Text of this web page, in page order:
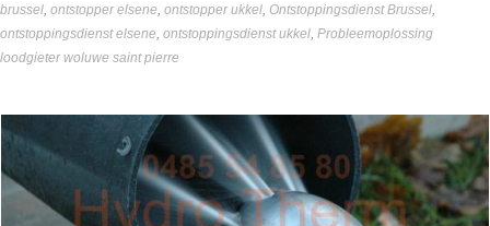
brussel ontstopper elsene ontstopper ukkel Ontstoppingsdienst Brussel
ontstoppingsdienst elsene ontstoppingsdienst ukkel Probleemoplossing
loodgieter woluwe saint pierre